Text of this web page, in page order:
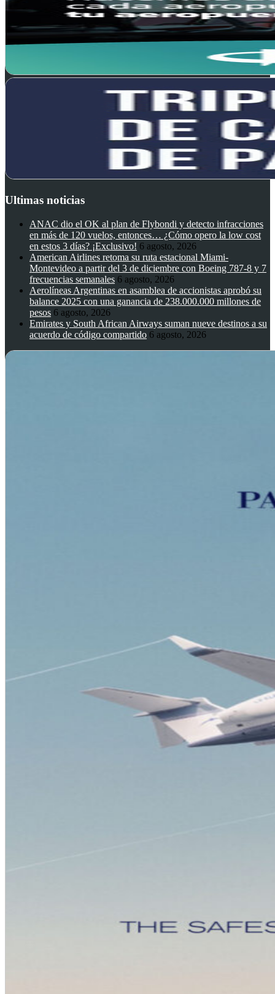
Ultimas noticias
ANAC dio el OK al plan de Flybondi y detecto infracciones
en más de 120 vuelos, entonces… ¿Cómo opero la low cost
en estos 3 días? ¡Exclusivo! 6 agosto, 2026
American Airlines retoma su ruta estacional Miami-
Montevideo a partir del 3 de diciembre con Boeing 787-8 y 7
frecuencias semanales 6 agosto, 2026
Aerolíneas Argentinas en asamblea de accionistas aprobó su
balance 2025 con una ganancia de 238.000.000 millones de
pesos 6 agosto, 2026
Emirates y South African Airways suman nueve destinos a su
acuerdo de código compartido 6 agosto, 2026